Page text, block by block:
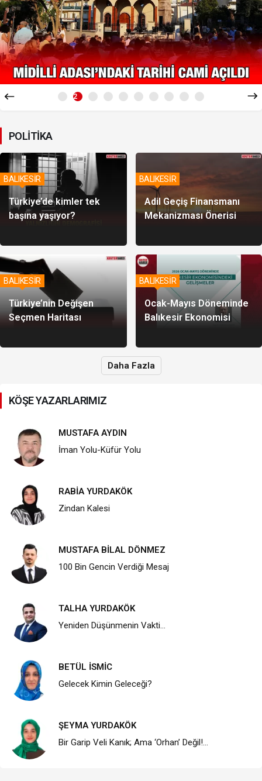
3
POLİTİKA
Türkiye’de kimler tek
başına yaşıyor?
BALIKESİR
Adil Geçiş Finansmanı
Mekanizması Önerisi
BALIKESİR
Türkiye’nin Değişen
Seçmen Haritası
BALIKESİR
Ocak-Mayıs Döneminde
Balıkesir Ekonomisi
BALIKESİR
Daha Fazla
KÖŞE YAZARLARIMIZ
MUSTAFA AYDIN
İman Yolu-Küfür Yolu
RABİA YURDAKÖK
Zindan Kalesi
MUSTAFA BİLAL DÖNMEZ
100 Bin Gencin Verdiği Mesaj
TALHA YURDAKÖK
Yeniden Düşünmenin Vakti…
BETÜL İSMİC
Gelecek Kimin Geleceği?
ŞEYMA YURDAKÖK
Bir Garip Veli Kanık; Ama ‘Orhan’ Değil!…